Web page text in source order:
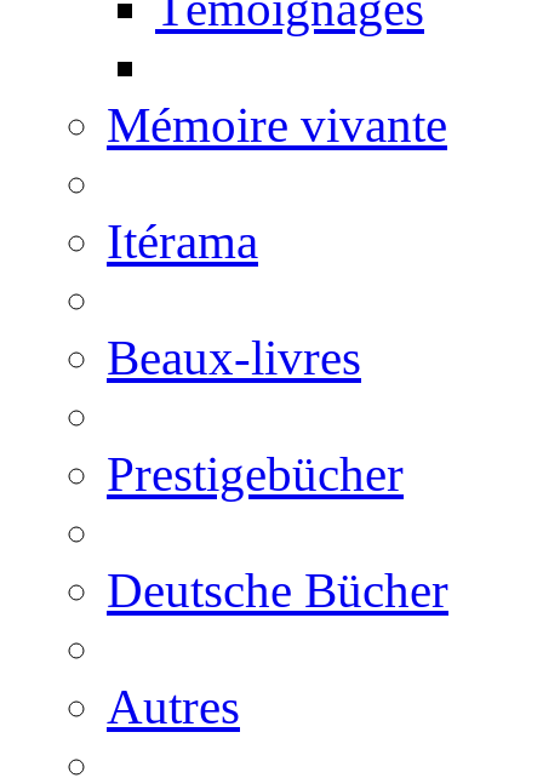
Mémoire vivante
Itérama
Beaux-livres
Prestigebücher
Deutsche Bücher
Autres